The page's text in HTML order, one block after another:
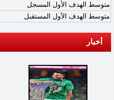
متوسط الهدف الأول المسجل
متوسط الهدف الأول المستقبل
أخبار